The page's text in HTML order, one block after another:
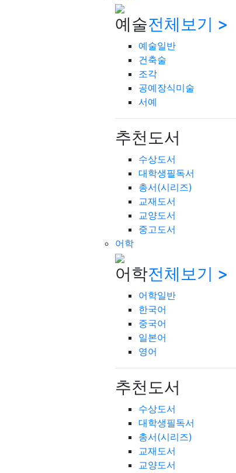
예술전체보기 >
예술일반
건축술
조각
공예장식미술
서예
추천도서
수상도서
대학생필독서
총서(시리즈)
교재도서
교양도서
중고도서
어학
어학전체보기 >
어학일반
한국어
중국어
일본어
영어
추천도서
수상도서
대학생필독서
총서(시리즈)
교재도서
교양도서